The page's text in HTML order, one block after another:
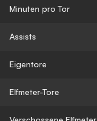
Minuten pro Tor
Assists
Eigentore
Elfmeter-Tore